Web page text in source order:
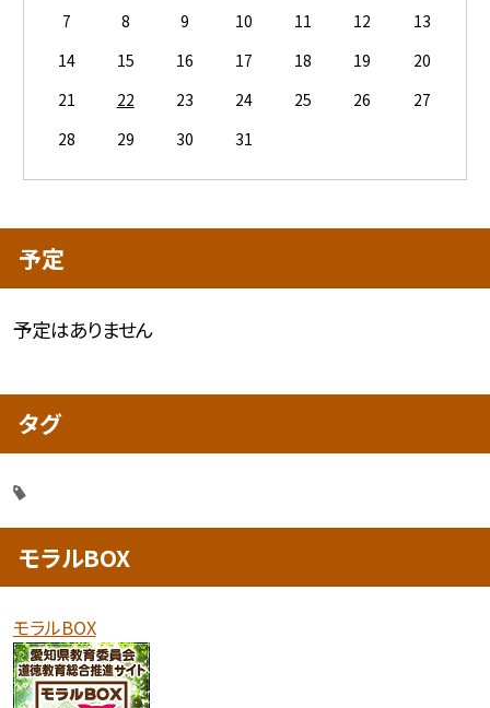
7
8 9 10 11 12
13
14
15 16 17 18 19
20
21
22 23 24 25 26
27
28
29 30 31
予定
予定はありません
タグ
モラルBOX
モラルBOX